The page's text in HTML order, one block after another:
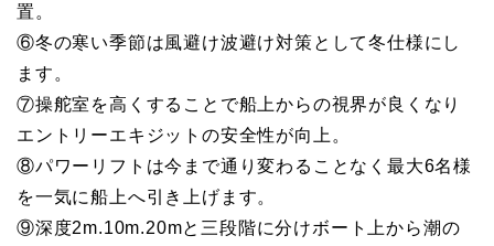
置。
⑥冬の寒い季節は風避け波避け対策として冬仕様にし
ます。
⑦操舵室を高くすることで船上からの視界が良くなり
エントリーエキジットの安全性が向上。
⑧パワーリフトは今まで通り変わることなく最大6名様
を一気に船上へ引き上げます。
⑨深度2m.10m.20mと三段階に分けボート上から潮の